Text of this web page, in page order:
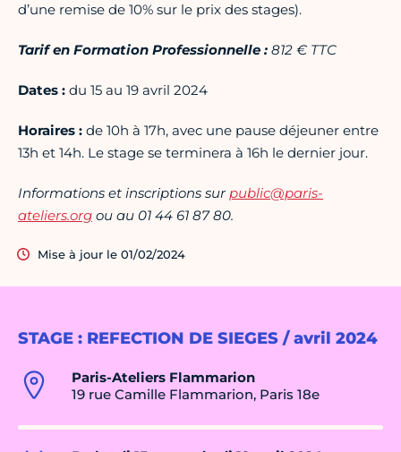
STAGE : REFECTION DE SIEGES / avril 2024
Paris-Ateliers Flammarion
19 rue Camille Flammarion, Paris 18e
d’une remise de 10% sur le prix des stages).
Tarif en Formation Professionnelle : 812 € TTC
Dates : du 15 au 19 avril 2024
Horaires : de 10h à 17h, avec une pause déjeuner entre
13h et 14h. Le stage se terminera à 16h le dernier jour.
Informations et inscriptions surpublic@paris-
ateliers.org ou au 01 44 61 87 80.
Mise à jour le 01/02/2024